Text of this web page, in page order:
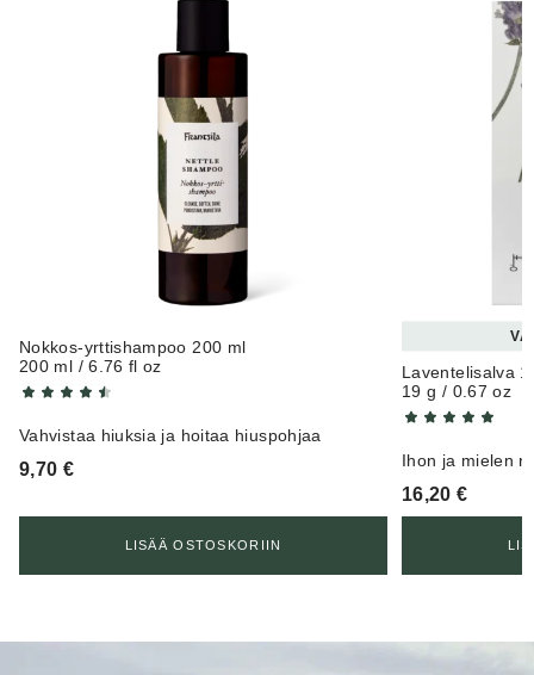
Nokkos-yrttishampoo 200 ml
200 ml / 6.76 fl oz
Vahvistaa hiuksia ja hoitaa hiuspohjaa
9,70 €
LISÄÄ OSTOSKORIIN
Laventelisalva
19 g / 0.67 oz
Ihon ja mielen
16,20€